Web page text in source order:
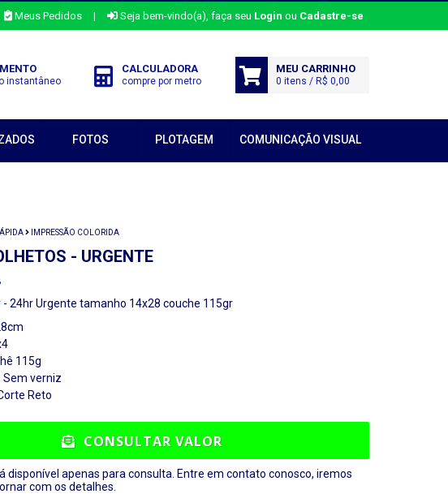
Meus Pedidos | Seja bem-vindo(a), faça seu Login ou Cadastre-se
instantâneo
CALCULADORA
compre por metro
MEU CARRINHO
0 itens / R$ 0,00
FOTOS PLOTAGEM COMUNICAÇÃO VISUAL
IMPRESSÃO COLORIDA
- URGENTE
- 24hr Urgente tamanho 14x28 couche 115gr
115g
Sem verniz
Reto
CONSULTAR VALOR
disponível apenas para consulta. Entre em contato conosco, iremos
com os detalhes.